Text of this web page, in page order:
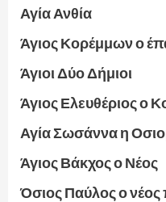
Αγία Ανθία
Άγιος Κορέμμων ο
Άγιοι Δύο Δήμιοι
Άγιος Ελευθέριος ο
Αγία Σωσάννα η
Άγιος Βάκχος ο Νέος
Όσιος Παύλος ο νέος